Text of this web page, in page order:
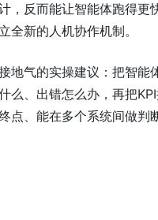
，反而能让智能体跑得更
全新的人机协作机制。
地气的实操建议：把智能
么、出错怎么办，再把
点、能在多个系统间做判